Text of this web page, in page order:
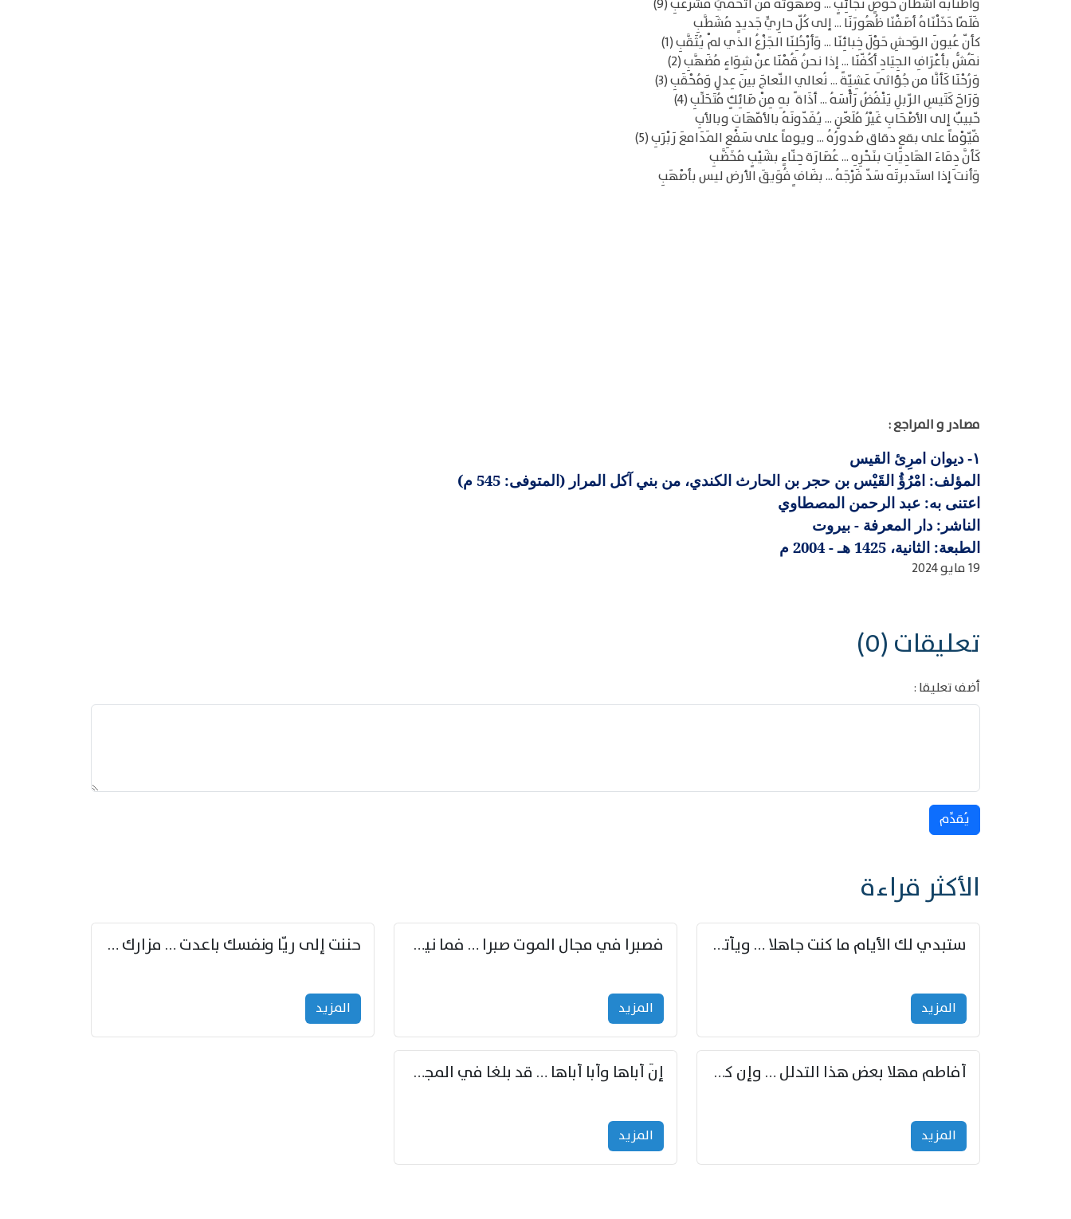
وَأَطْنَابُهُ أشطَانُ خوصٍ نَجائِبٍ ... وَصَهوتَهُ من أتْحَميِّ مُشَرْعَبِ (9)
فَلَمّا دَخَلْنَاهُ أصَفْنَا ظُهُورَنَا ... إلى كُلّ حارِيٍّ جَديدٍ مُشَطَّبِ
كأنّ عُيونَ الوَحشِ حَوْلَ خِبائِنَا ... وَأرْحُلِنَا الجَزْعُ الذي لمْ يُثَقَّبِ (1)
نَمُشُّ بأعْرَافِ الجِيَادِ أكُفّنَا ... إذا نحنُ قُمْنَا عنْ شِوَاءٍ مُضَهَّبِ (2)
وَرُحْنَا كَأنَّا من جُؤاثَى عَشِيّةً ... نُعالي النّعاجَ بينَ عِدلٍ وَمُحْقَبِ (3)
وَرَاحَ كَتَيسِ الرّبلِ يَنْفُضُ رَأْسَهُ ... أذَاة ً بهِ مِنْ صَائِكٍ مُتَحَلِّبِ (4)
حّبيبٌ إلى الأصْحَابِ غَيْرُ مُلَعّنٍ ... يُفَدّونَهُ بالأمّهَاتِ وبالأبِ
فّيّوْماً على بقعٍ دقاق صُدورُهُ ... ويوماً على سَفْعِ المَدَامعَ رَبْرَبِ (5)
كَأنَّ دِمَاءَ الهَادِيَاتِ بنَحْرِهِ ... عُصَارَة حِنّاءٍ بشَيْبٍ مُخَضَّبِ
وَأنت َإذا استَدبرتَه سَدّ فَرْجَهُ ... بضَاف ٍفُوَيقَ الأرض ليس بأصْهَبِ
مصادر و المراجع :
١-
ديوان امرِئ القيس
المؤلف: امْرُؤُ القَيْس بن حجر بن الحارث الكندي، من بني آكل المرار (المتوفى: 545 م)
اعتنى به: عبد الرحمن المصطاوي
الناشر: دار المعرفة - بيروت
الطبعة: الثانية، 1425 هـ - 2004 م
19 مايو 2024
تعليقات (0)
أضف تعليقا :
يُقدِّم
الأكثر قراءة
ستبدي لك الأيام ما كنت جاهلا … ويأتيك بالأخبار من لم تزوّد
المزید
فصبرا في مجال الموت صبرا … فما نيل الخلود بمستطاع
المزید
حننت إلى ريّا ونفسك باعدت … مزارك من ريّا وشعباكما معا
المزید
أفاطم مهلا بعض هذا التدلل … وإن كنت قد أزمعت صرمي فأجملي
المزید
إنّ أباها وأبا أباها … قد بلغا في المجد غايتاها
المزید